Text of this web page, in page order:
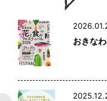
おきな